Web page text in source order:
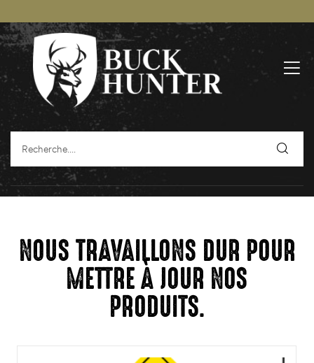
NOUS TRAVAILLONS DUR POUR
METTRE À JOUR NOS
PRODUITS.